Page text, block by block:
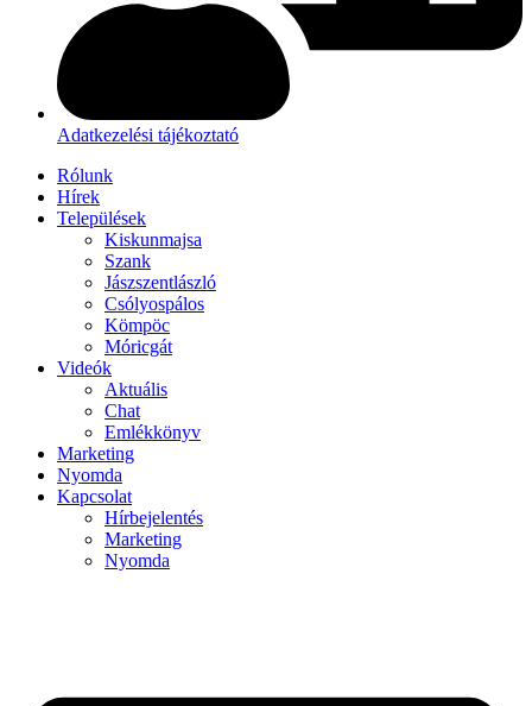
Adatkezelési tájékoztató
Rólunk
Hírek
Települések
Kiskunmajsa
Szank
Jászszentlászló
Csólyospálos
Kömpöc
Móricgát
Videók
Aktuális
Chat
Emlékkönyv
Marketing
Nyomda
Kapcsolat
Hírbejelentés
Marketing
Nyomda